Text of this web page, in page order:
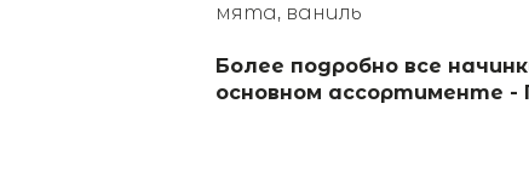
мята, ваниль
Более подробно все
основном ассортименте